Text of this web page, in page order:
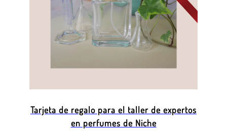
Tarjeta de regalo para el taller de expertos
en perfumes de Niche